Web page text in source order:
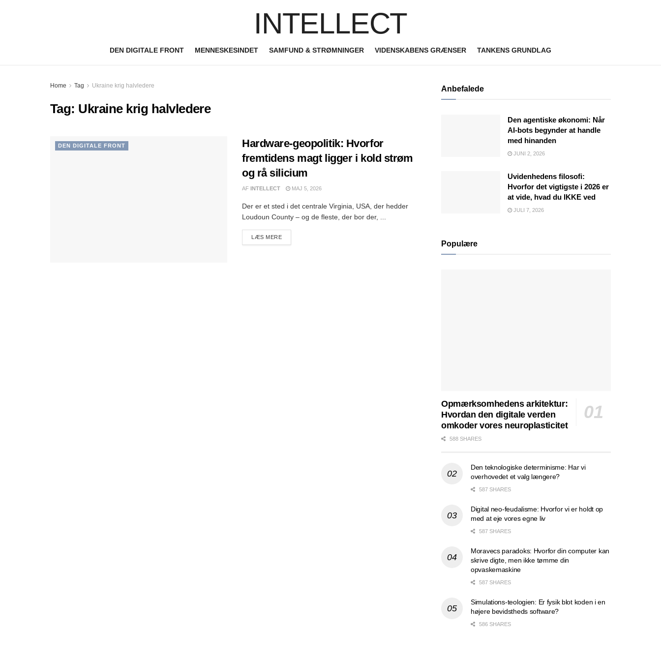
INTELLECT
DEN DIGITALE FRONT MENNESKESINDET SAMFUND & STRØMNINGER VIDENSKABENS GRÆNSER TANKENS GRUNDLAG
Home Tag Ukraine krig halvledere
Tag: Ukraine krig halvledere
DEN DIGITALE FRONT
Hardware-geopolitik: Hvorfor
fremtidens magt ligger i kold strøm
og rå silicium
AF INTELLECT MAJ 5, 2026
Der er et sted i det centrale Virginia, USA, der hedder
Loudoun County – og de fleste, der bor der, ...
LÆS MEREDETAILS
Anbefalede
Den agentiske økonomi: Når
AI-bots begynder at handle
med hinanden
JUNI 2, 2026
Uvidenhedens filosofi:
Hvorfor det vigtigste i 2026 er
at vide, hvad du IKKE ved
JULI 7, 2026
Populære
Opmærksomhedens arkitektur:
Hvordan den digitale verden
omkoder vores neuroplasticitet
588 SHARES
Den teknologiske determinisme: Har vi
overhovedet et valg længere?
587 SHARES
Digital neo-feudalisme: Hvorfor vi er holdt op
med at eje vores egne liv
587 SHARES
Moravecs paradoks: Hvorfor din computer kan
skrive digte, men ikke tømme din
opvaskemaskine
587 SHARES
Simulations-teologien: Er fysik blot koden i en
højere bevidstheds software?
586 SHARES